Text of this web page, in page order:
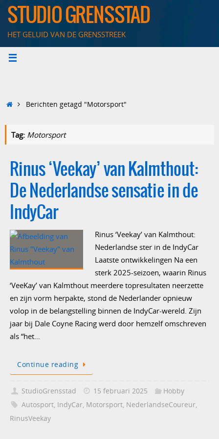
Ga
naarSTUDIO GRENSSTAD
HET GELUID VAN DE GRENSSTREEK
HomeBerichten getagd "Motorsport"
Tag: Motorsport
Rinus ‘Veekay’ van Kalmthout:
De Nederlandse sensatie in de
IndyCar
Rinus ‘Veekay’ van Kalmthout:
Nederlandse ster in de IndyCar
Laatste ontwikkelingen Na een
sterk 2025-seizoen, waarin Rinus
‘VeeKay’ van Kalmthout meerdere topresultaten neerzette
en zijn vorm herpakte, stond de Nederlander opnieuw
volop in de belangstelling binnen de IndyCar-wereld. Zijn
jaar bij Dale Coyne Racing werd door hemzelf omschreven
als “het…
Continue reading
StudioGrensstad 15 februari 2025
Hobby
Autosport, IndyCar, Motorsport, NederlandseCoureur,
RinusVeekay